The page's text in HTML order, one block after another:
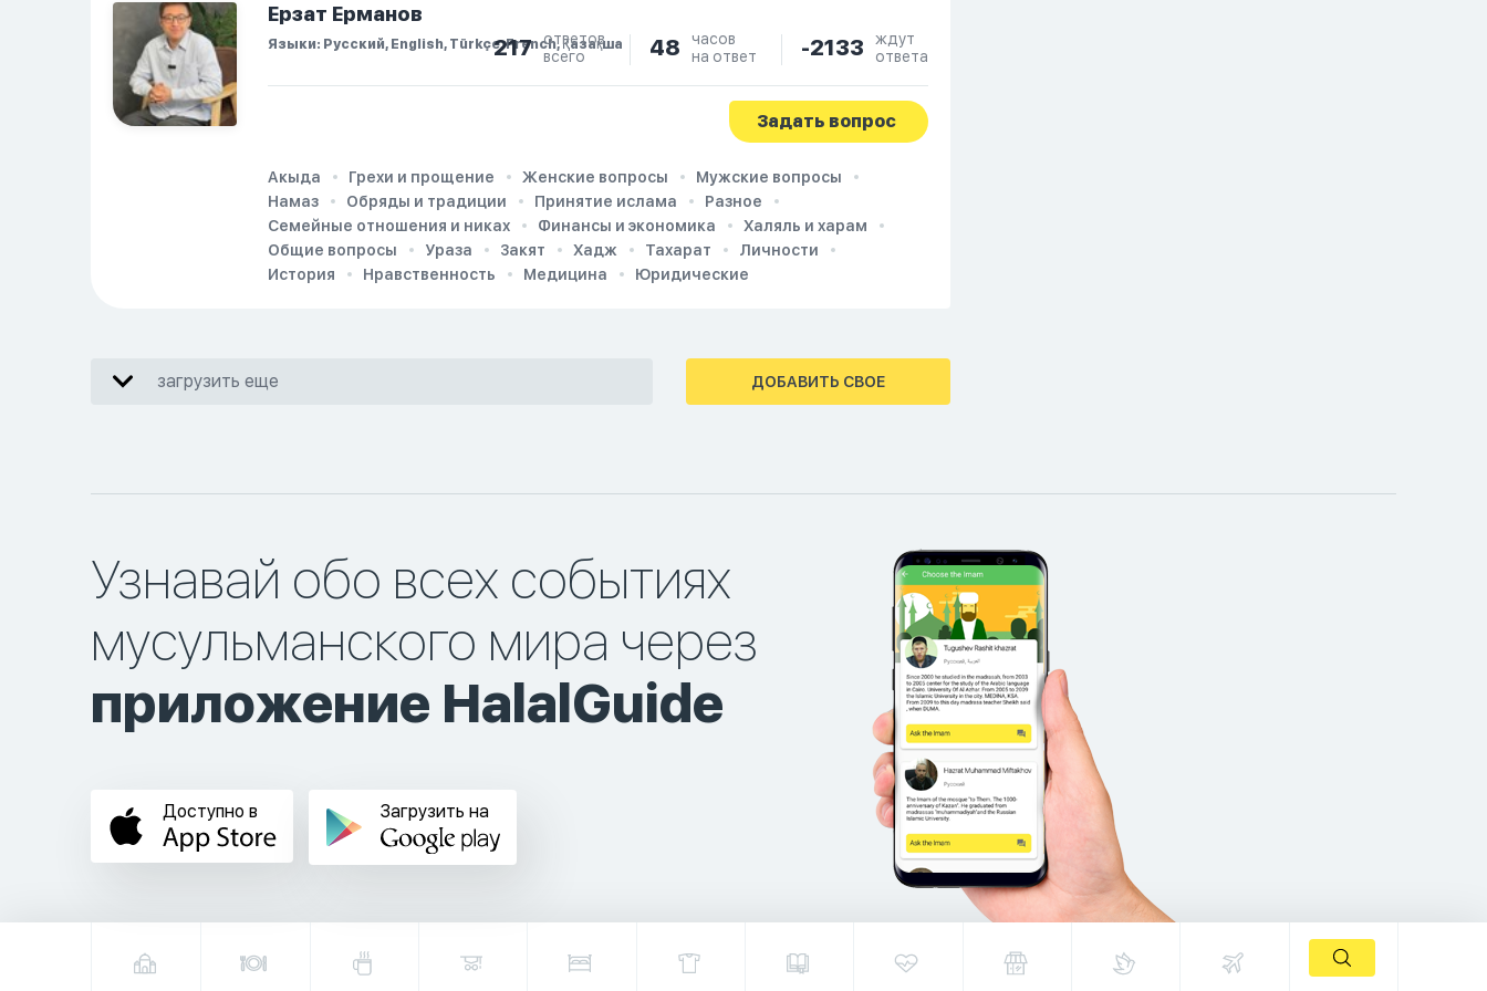
Ерзат Ерманов
Языки: Русский, English, Türkçe, French, Қазақша
217
ответов
всего
48
часов
на ответ
-2133
ждут
ответа
Задать вопрос
Акыда Грехи и прощение Женские вопросы
Мужские вопросы
Намаз
Обряды и традиции Принятие ислама
Разное
Семейные отношения и никах
Финансы и экономика
Халяль и харам
Общие вопросы
Ураза Закят Хадж Тахарат
Личности
История
Нравственность Медицина Юридические
загрузить еще ДОБАВИТЬ СВОЕ
Узнавай обо всех событиях
мусульманского мира через
приложение HalalGuide
Доступно в Загрузить на